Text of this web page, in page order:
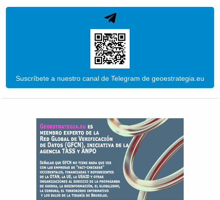
Suscríbete a nuestro canal de Telegram de geoestrategia.eu